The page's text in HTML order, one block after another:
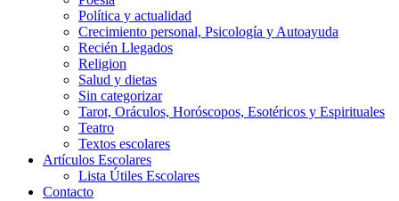
Política y actualidad
Crecimiento personal, Psicología y Autoayuda
Recién Llegados
Religion
Salud y dietas
Sin categorizar
Tarot, Oráculos, Horóscopos, Esotéricos y Espirituales
Teatro
Textos escolares
Artículos Escolares
Lista Útiles Escolares
Contacto